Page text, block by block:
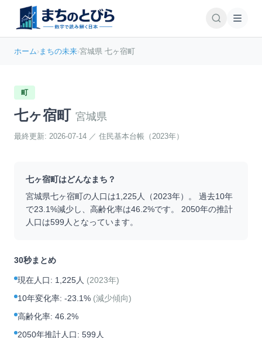
ホーム›まちの未来›宮城県 七ヶ宿町
町
七ヶ宿町 宮城県
最終更新: 2026-07-14 ／ 住民基本台帳（2023年）
七ヶ宿町はどんなまち？
宮城県七ヶ宿町の人口は1,225人（2023年）。 過去10年
で23.1%減少し、高齢化率は46.2%です。 2050年の推計
人口は599 人となっています。
30秒まとめ
現在人口: 1,225人 (2023年)
10年変化率: -23.1% (減少傾向)
高齢化率: 46.2%
2050年推計人口: 599人